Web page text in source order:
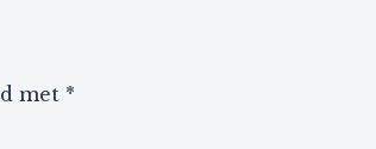
met *